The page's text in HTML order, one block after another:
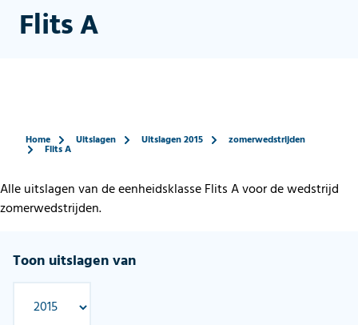
Flits A
Home Uitslagen Uitslagen 2015 zomerwedstrijden
Flits A
Alle uitslagen van de eenheidsklasse Flits A voor de wedstrijd
zomerwedstrijden.
Toon uitslagen van